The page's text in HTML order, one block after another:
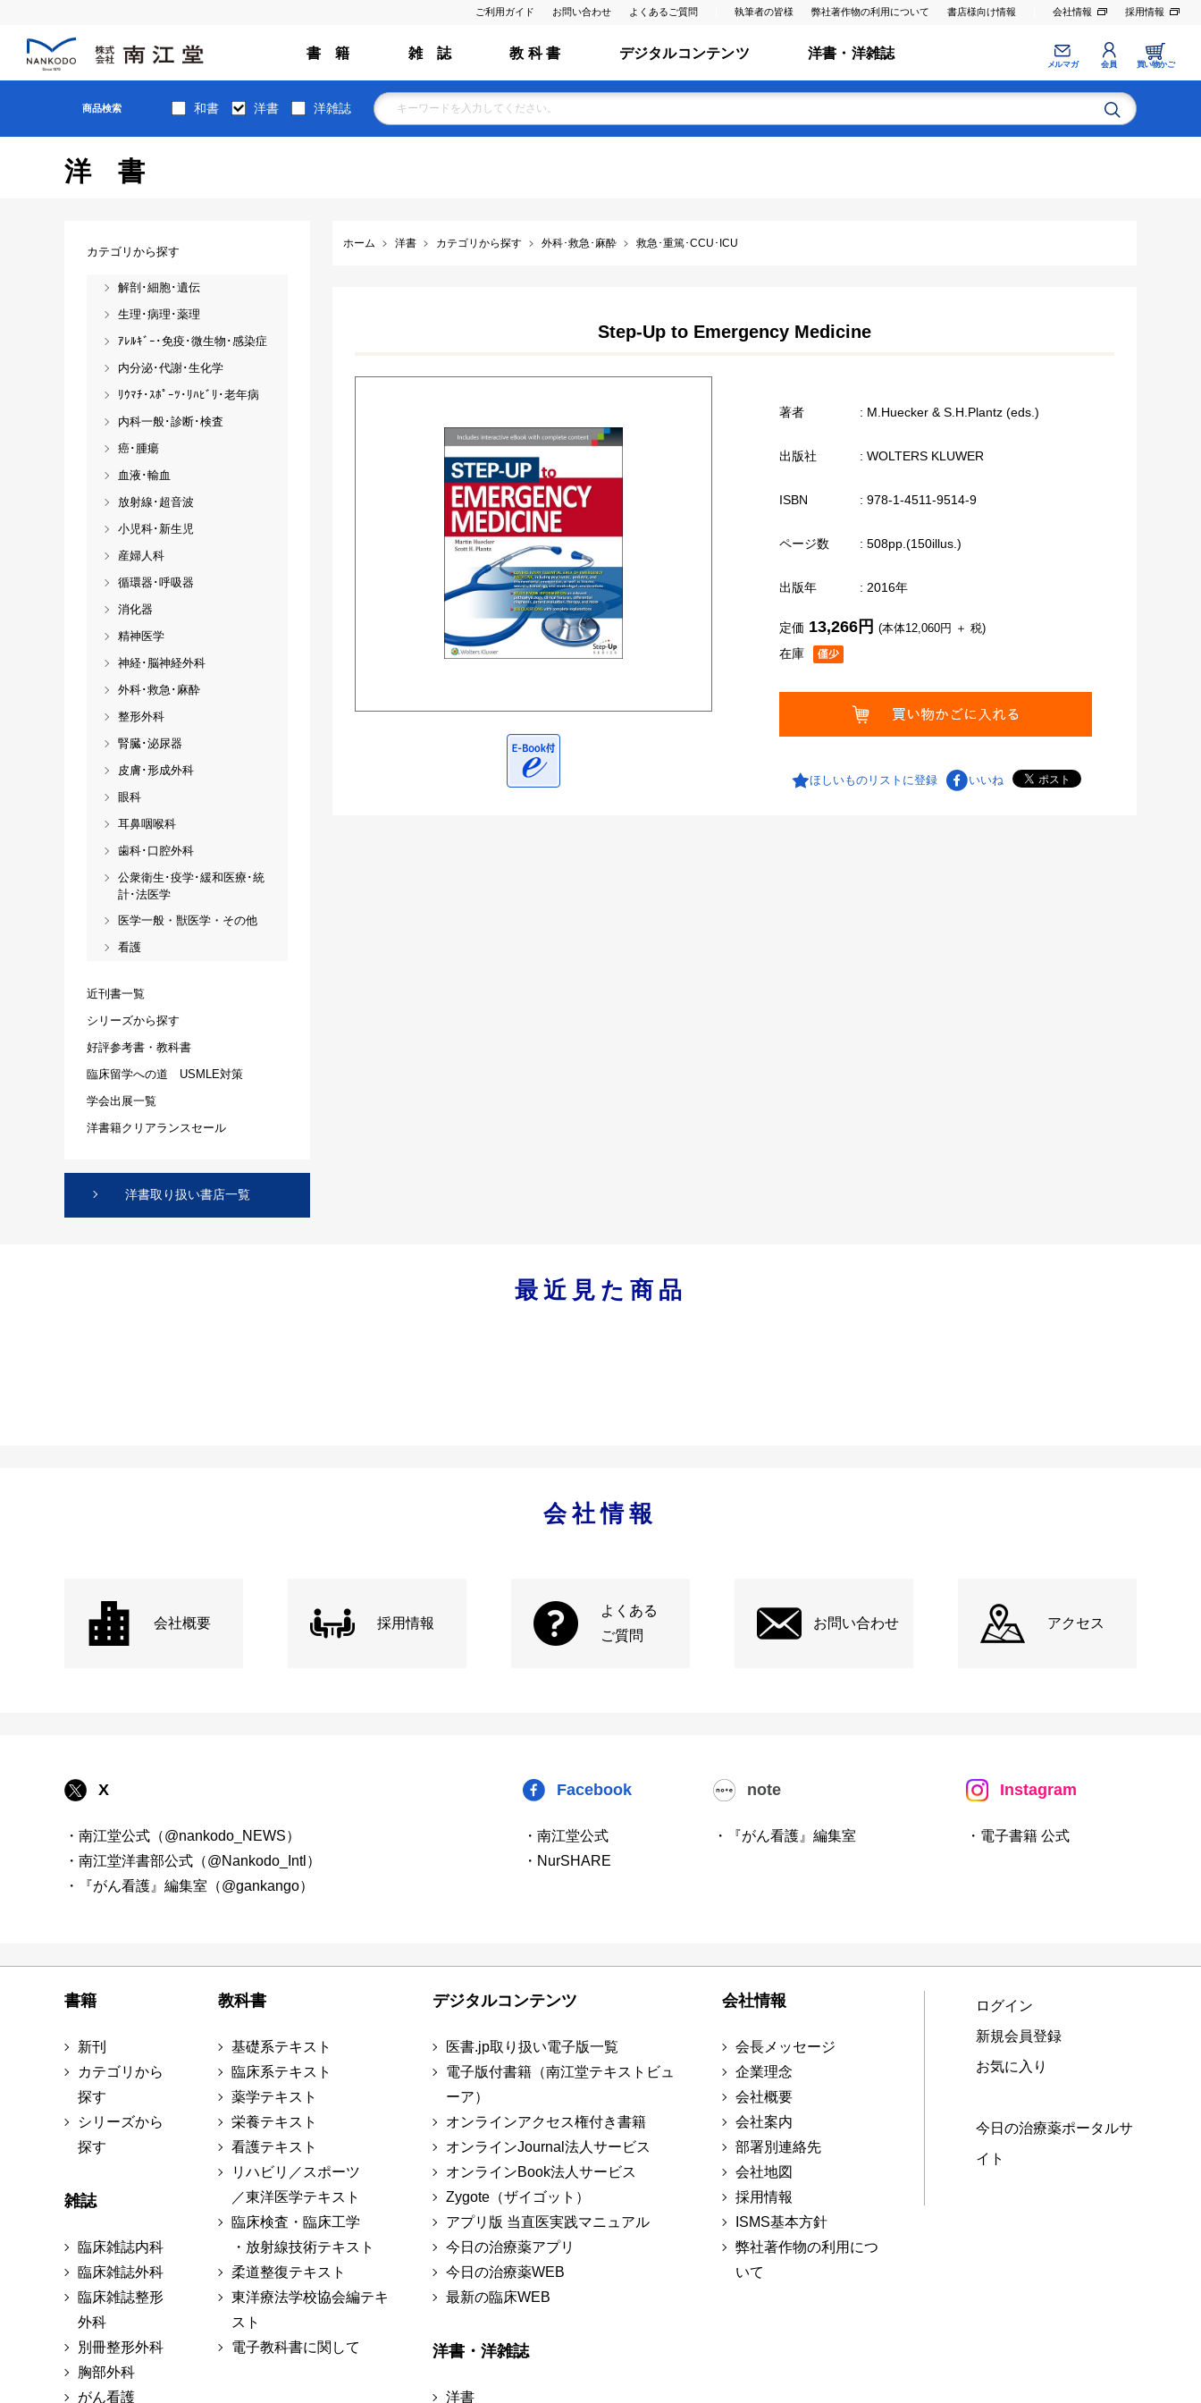
ご利用ガイド お問い合わせ よくあるご質問 執筆者の皆様 弊社著作物の利用について 書店様向け情報 会社情報 採用情報
書 籍 雑 誌 教 科 書 デジタルコンテンツ 洋書・洋雑誌
メルマガ 会員 買い物かご
商品検索 和書 洋書 洋雑誌
洋書
ホーム 洋書 カテゴリから探す 外科･救急･麻酔 救急･重篤･CCU･ICU
Step-Up to Emergency Medicine
著者 : M.Huecker & S.H.Plantz (eds.)
出版社 : WOLTERS KLUWER
ISBN : 978-1-4511-9514-9
ページ数 : 508pp.(150illus.)
出版年 : 2016年
在庫
定価 13,266円 (本体12,060円 ＋ 税)
ほしいものリストに登録 いいね
カテゴリから探す
解剖･細胞･遺伝
生理･病理･薬理
ｱﾚﾙｷﾞｰ･免疫･微生物･感染症
内分泌･代謝･生化学
ﾘｳﾏﾁ･ｽﾎﾟｰﾂ･ﾘﾊﾋﾞﾘ･老年病
内科一般･診断･検査
癌･腫瘍
血液･輸血
放射線･超音波
小児科･新生児
産婦人科
循環器･呼吸器
消化器
精神医学
神経･脳神経外科
外科･救急･麻酔
整形外科
腎臓･泌尿器
皮膚･形成外科
眼科
耳鼻咽喉科
歯科･口腔外科
公衆衛生･疫学･緩和医療･統
計･法医学
医学一般・獣医学・その他
看護
近刊書一覧
シリーズから探す
好評参考書・教科書
臨床留学への道 USMLE対策
学会出展一覧
洋書籍クリアランスセール
洋書取り扱い書店一覧
最近見た商品
会社情報
会社概要 採用情報
よくある
ご質問
お問い合わせ アクセス
X
・南江堂公式（@nankodo_NEWS）
・南江堂洋書部公式（@Nankodo_Intl）
・『がん看護』編集室（@gankango）
Facebook
・南江堂公式
・NurSHARE
note
・『がん看護』編集室
Instagram
・電子書籍 公式
書籍
新刊
カテゴリから
探す
シリーズから
探す
雑誌
臨床雑誌内科
臨床雑誌外科
臨床雑誌整形
外科
別冊整形外科
胸部外科
がん看護
教科書
基礎系テキスト
臨床系テキスト
薬学テキスト
栄養テキスト
看護テキスト
リハビリ／スポーツ
／東洋医学テキスト
臨床検査・臨床工学
・放射線技術テキスト
柔道整復テキスト
東洋療法学校協会編テキ
スト
電子教科書に関して
デジタルコンテンツ
医書.jp取り扱い電子版一覧
電子版付書籍（南江堂テキストビュ
ーア）
オンラインアクセス権付き書籍
オンラインJournal法人サービス
オンラインBook法人サービス
Zygote（ザイゴット）
アプリ版 当直医実践マニュアル
今日の治療薬アプリ
今日の治療薬WEB
最新の臨床WEB
洋書・洋雑誌
洋書
会社情報
会長メッセージ
企業理念
会社概要
会社案内
部署別連絡先
会社地図
採用情報
ISMS基本方針
弊社著作物の利用につ
いて
ログイン
新規会員登録
お気に入り
今日の治療薬ポータルサ
イト